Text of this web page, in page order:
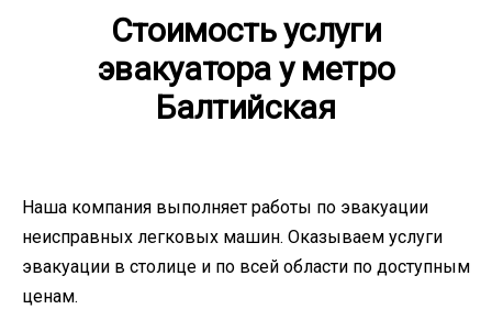
Стоимость услуги
эвакуатора у метро
Балтийская
Наша компания выполняет работы по эвакуации
неисправных легковых машин. Оказываем услуги
эвакуации в столице и по всей области по доступным
ценам.